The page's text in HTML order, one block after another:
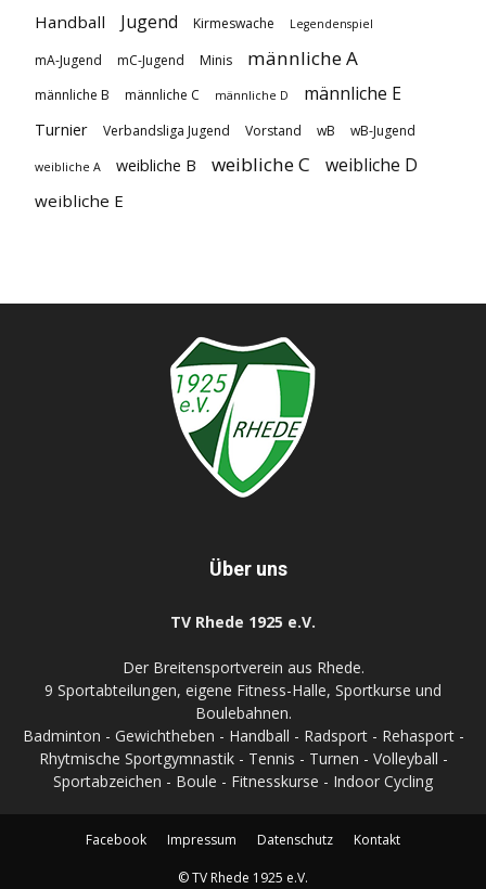
Handball Jugend Kirmeswache Legendenspiel
mA-Jugend mC-Jugend Minis männliche A
männliche B männliche C männliche D männliche E
Turnier Verbandsliga Jugend Vorstand wB wB-Jugend
weibliche A weibliche B weibliche C weibliche D
weibliche E
Über uns
TV Rhede 1925 e.V.
Der Breitensportverein aus Rhede.
9 Sportabteilungen, eigene Fitness-Halle, Sportkurse und
Boulebahnen.
Badminton - Gewichtheben - Handball - Radsport - Rehasport -
Rhytmische Sportgymnastik - Tennis - Turnen - Volleyball -
Sportabzeichen - Boule - Fitnesskurse - Indoor Cycling
Facebook Impressum Datenschutz Kontakt
© TV Rhede 1925 e.V.